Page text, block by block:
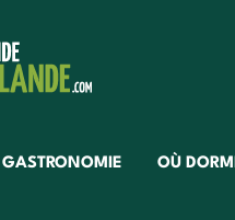
GASTRONOMIE OÙ